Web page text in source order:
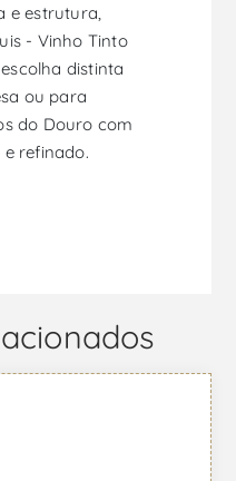
e estrutura,
- Vinho Tinto
distinta
ou para
do Douro com
refinado.